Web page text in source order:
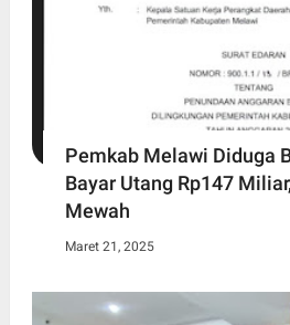
Pemkab Melawi Diduga
Bayar Utang Rp147
Mewah
Maret 21, 2025